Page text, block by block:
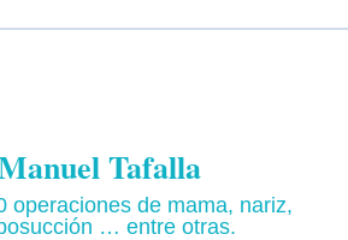
Tafalla
operaciones de mama, nariz,
… entre otras.